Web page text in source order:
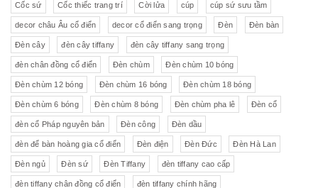
Cốc sứ Cốc thiếc trang trí Cời lửa cúp cúp sứ sưu tầm
decor châu Âu cổ điển decor cổ điển sang trọng Đèn Đèn bàn
Đèn cây đèn cây tiffany đèn cây tiffany sang trọng
đèn chân đồng cổ điển Đèn chùm Đèn chùm 10 bóng
Đèn chùm 12 bóng Đèn chùm 16 bóng Đèn chùm 18 bóng
Đèn chùm 6 bóng Đèn chùm 8 bóng Đèn chùm pha lê Đèn cổ
đèn cổ Pháp nguyên bản Đèn công Đèn dầu
đèn để bàn hoàng gia cổ điển Đèn điện Đèn Đức Đèn Hà Lan
Đèn ngủ Đèn sứ Đèn Tiffany đèn tiffany cao cấp
đèn tiffany chân đồng cổ điển đèn tiffany chính hãng